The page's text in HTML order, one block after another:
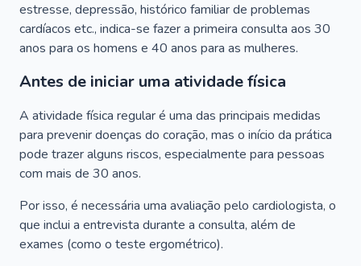
estresse, depressão, histórico familiar de problemas
cardíacos etc., indica-se fazer a primeira consulta aos 30
anos para os homens e 40 anos para as mulheres.
Antes de iniciar uma atividade física
A atividade física regular é uma das principais medidas
para prevenir doenças do coração, mas o início da prática
pode trazer alguns riscos, especialmente para pessoas
com mais de 30 anos.
Por isso, é necessária uma avaliação pelo cardiologista, o
que inclui a entrevista durante a consulta, além de
exames (como o teste ergométrico).